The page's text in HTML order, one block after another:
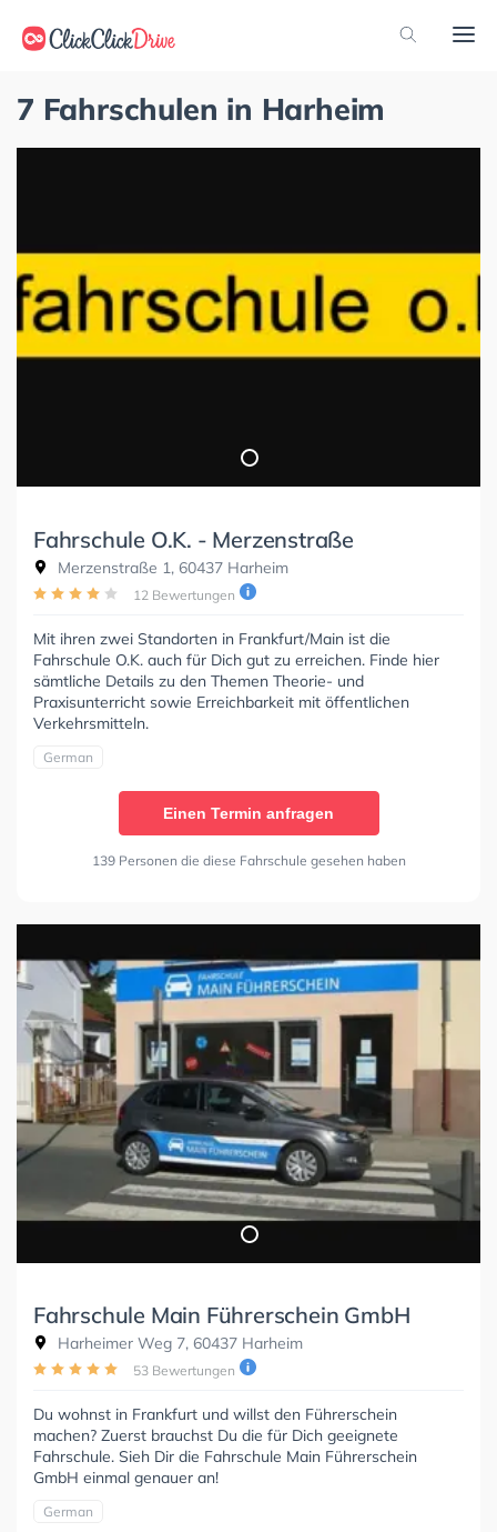
7 Fahrschulen in Harheim
Fahrschule O.K. - Merzenstraße
Merzenstraße 1, 60437 Harheim
12 Bewertungen
Mit ihren zwei Standorten in Frankfurt/Main ist die
Fahrschule O.K. auch für Dich gut zu erreichen. Finde hier
sämtliche Details zu den Themen Theorie- und
Praxisunterricht sowie Erreichbarkeit mit öffentlichen
Verkehrsmitteln.
German
Einen Termin anfragen
139 Personen die diese Fahrschule gesehen haben
Fahrschule Main Führerschein GmbH
Harheimer Weg 7, 60437 Harheim
53 Bewertungen
Du wohnst in Frankfurt und willst den Führerschein
machen? Zuerst brauchst Du die für Dich geeignete
Fahrschule. Sieh Dir die Fahrschule Main Führerschein
GmbH einmal genauer an!
German